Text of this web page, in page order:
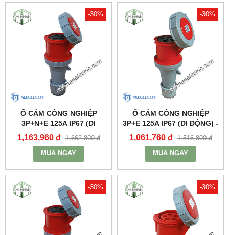
-30%
Ổ CẮM CÔNG NGHIỆP
3P+N+E 125A IP67 (DI
ĐỘNG) - MPN2452 - MPE
1,163,960 đ 1,662,800 đ
MUA NGAY
-30%
Ổ CẮM CÔNG NGHIỆP
3P+E 125A IP67 (DI ĐỘNG) -
MPN2442 - MPE
1,061,760 đ 1,516,800 đ
MUA NGAY
-30% -30%